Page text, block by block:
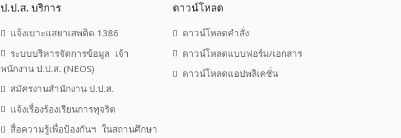
ป.ป.ส. บริการ
แจ้งเบาะแสยาเสพติด 1386
ระบบบริหารจัดการข้อมูล เจ้า
พนักงาน ป.ป.ส. (NEOS)
สมัครงานสำนักงาน ป.ป.ส.
แจ้งเรื่องร้องเรียนการทุจริต
สื่อความรู้เพื่อป้องกันฯ ในสถานศึกษา
ดาวน์โหลด
ดาวน์โหลดคำสั่ง
ดาวน์โหลดแบบฟอร์ม/เอกสาร
ดาวน์โหลดแอปพลิเคชั่น